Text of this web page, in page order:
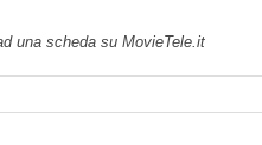
una scheda su MovieTele.it